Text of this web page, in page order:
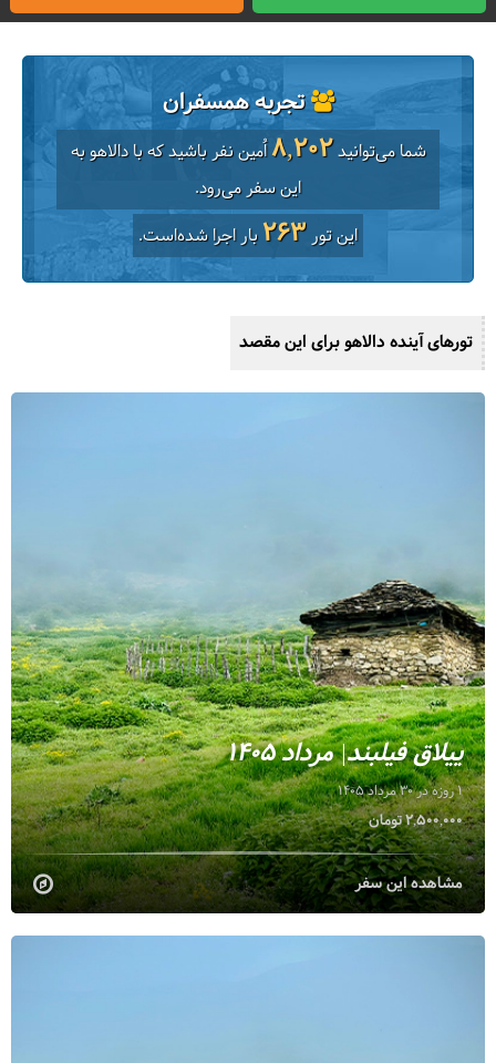
تجربه همسفران
شما می‌توانید8,202اُمین نفر باشید که با دالاهو به
این سفر می‌رود.
این تور263بار اجرا شده‌است.
تورهای آینده دالاهو برای این مقصد
ییلاق فیلبند| مرداد 1405
1 روزه در 30 مرداد 1405
2,500,000 تومان
مشاهده این سفر